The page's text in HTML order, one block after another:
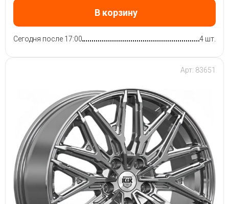
В корзину
Сегодня после 17:00 4 шт.
Арт: 83651